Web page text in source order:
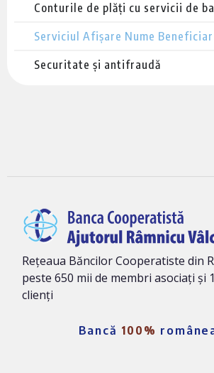
Conturile de plăți cu servicii de
Serviciul Afișare Nume Beneficiar
Securitate și antifraudă
Rețeaua Băncilor Cooperatiste din
peste 650 mii de membri asociați și
clienți
Bancă 100%